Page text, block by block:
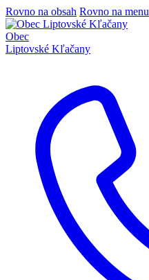
Rovno na obsah Rovno na menu
Obec
Liptovské Kľačany